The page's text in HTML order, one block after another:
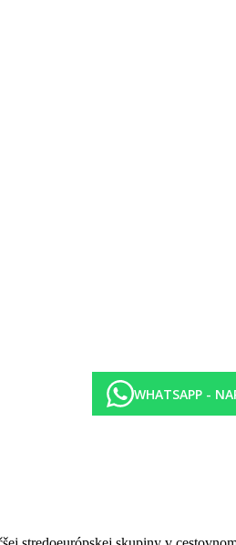
hotela a na izbách.
hotela. Taxa nie je zahrnutá v
či protiepidemických opatrení v danej
WHATSAPP -